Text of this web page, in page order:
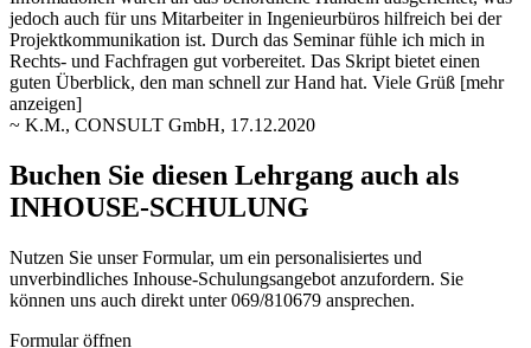
jedoch auch für uns Mitarbeiter in Ingenieurbüros hilfreich bei der
Projektkommunikation ist. Durch das Seminar fühle ich mich in
Rechts- und Fachfragen gut vorbereitet. Das Skript bietet einen
guten Überblick, den man schnell zur Hand hat. Viele Grüß [mehr
anzeigen]
~ K.M., CONSULT GmbH, 17.12.2020
Buchen Sie diesen Lehrgang auch als
INHOUSE-SCHULUNG
Nutzen Sie unser Formular, um ein personalisiertes und
unverbindliches Inhouse-Schulungs­angebot anzufordern. Sie
können uns auch direkt unter 069/810679 ansprechen.
Formular öffnen